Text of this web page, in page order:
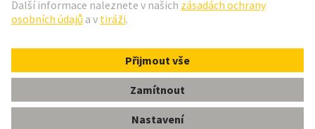
Česká republika
© Technologická skupina HARTING
otiskZásady ochrany osobních údajů
Informace pro zákazníky